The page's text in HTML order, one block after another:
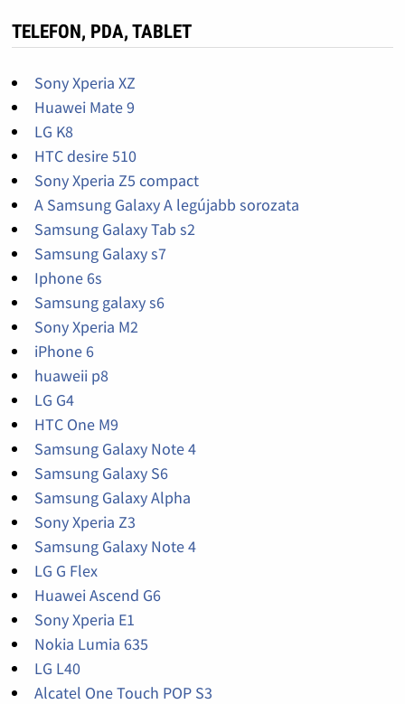
TELEFON, PDA, TABLET
Sony Xperia XZ
Huawei Mate 9
LG K8
HTC desire 510
Sony Xperia Z5 compact
A Samsung Galaxy A legújabb sorozata
Samsung Galaxy Tab s2
Samsung Galaxy s7
Iphone 6s
Samsung galaxy s6
Sony Xperia M2
iPhone 6
huaweii p8
LG G4
HTC One M9
Samsung Galaxy Note 4
Samsung Galaxy S6
Samsung Galaxy Alpha
Sony Xperia Z3
Samsung Galaxy Note 4
LG G Flex
Huawei Ascend G6
Sony Xperia E1
Nokia Lumia 635
LG L40
Alcatel One Touch POP S3